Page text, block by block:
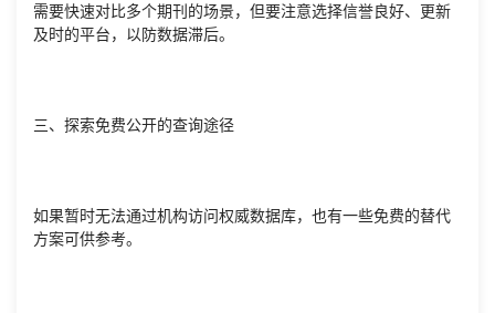
需要快速对比多个期刊的场景，但要注意选择信誉良好、更新
及时的平台，以防数据滞后。
三、探索免费公开的查询途径
如果暂时无法通过机构访问权威数据库，也有一些免费的替代
方案可供参考。